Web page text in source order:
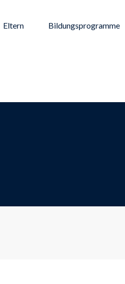
Eltern Bildungsprogramme